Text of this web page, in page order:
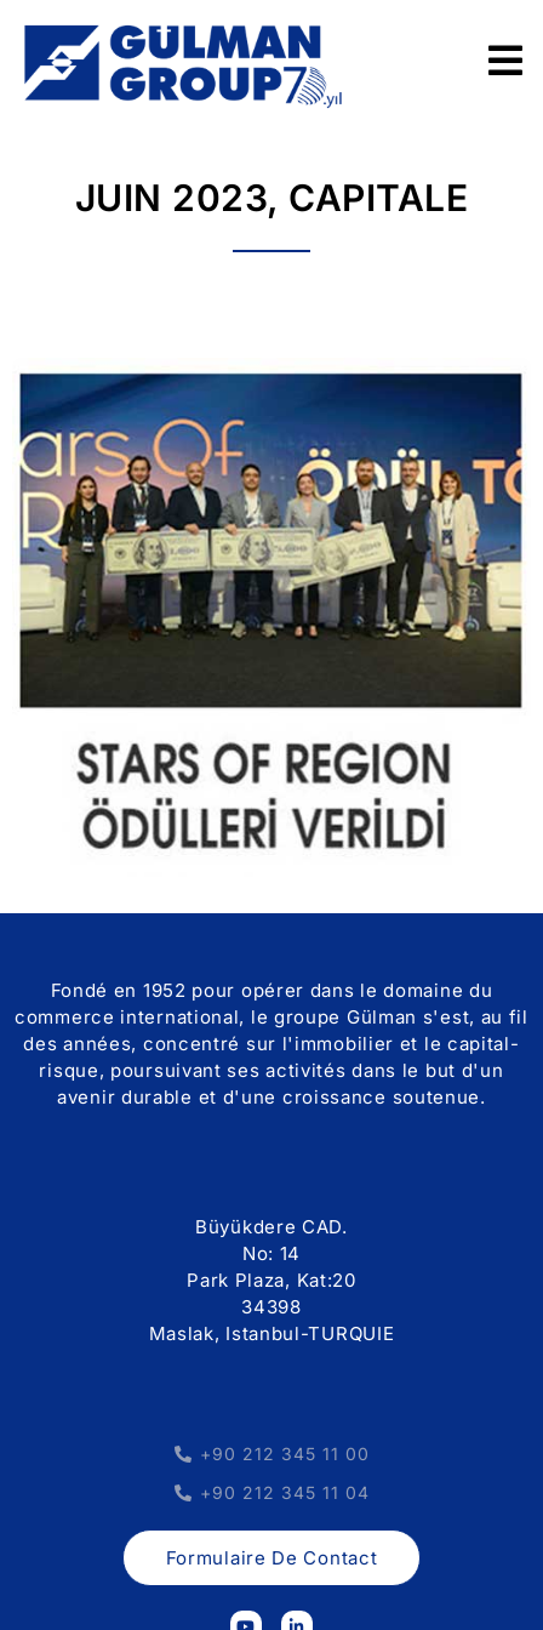
JUIN 2023, CAPITALE
Fondé en 1952 pour opérer dans le domaine du
commerce international, le groupe Gülman s'est, au fil
des années, concentré sur l'immobilier et le capital-
risque, poursuivant ses activités dans le but d'un
avenir durable et d'une croissance soutenue.
Büyükdere CAD.
No: 14
Park Plaza, Kat:20
34398
Maslak, Istanbul-TURQUIE
+90 212 345 11 00
+90 212 345 11 04
Formulaire De Contact